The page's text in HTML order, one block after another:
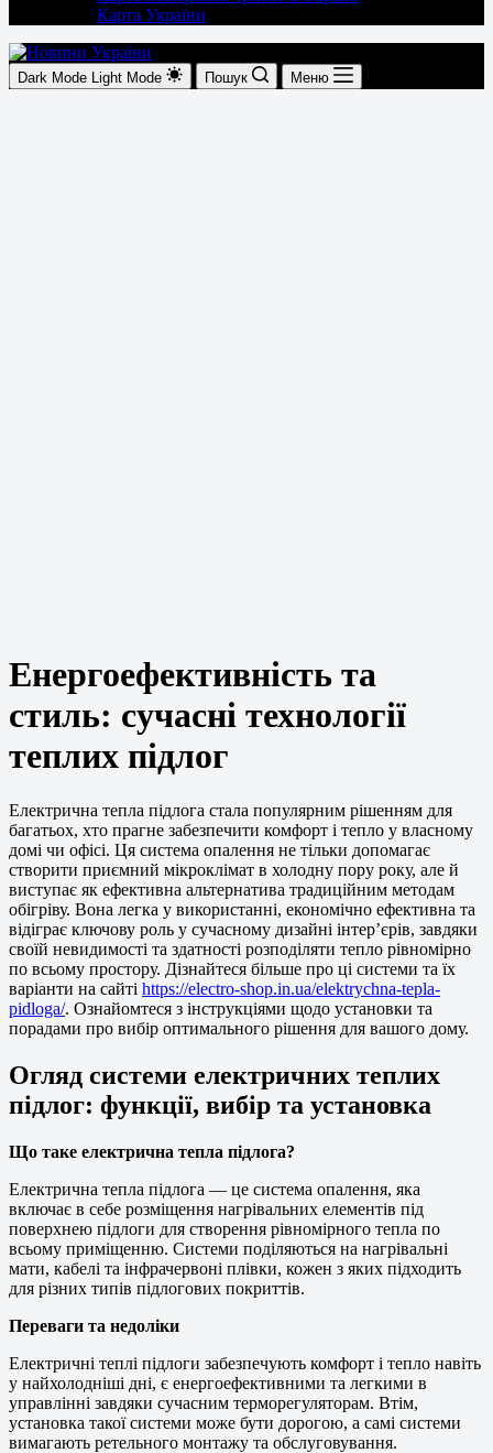
Карта України
Dark Mode Light Mode Пошук Меню
Енергоефективність та
стиль: сучасні технології
теплих підлог
Електрична тепла підлога стала популярним рішенням для
багатьох, хто прагне забезпечити комфорт і тепло у власному
домі чи офісі. Ця система опалення не тільки допомагає
створити приємний мікроклімат в холодну пору року, але й
виступає як ефективна альтернатива традиційним методам
обігріву. Вона легка у використанні, економічно ефективна та
відіграє ключову роль у сучасному дизайні інтер’єрів, завдяки
своїй невидимості та здатності розподіляти тепло рівномірно
по всьому простору. Дізнайтеся більше про ці системи та їх
варіанти на сайті https://electro-shop.in.ua/elektrychna-tepla-
pidloga/. Ознайомтеся з інструкціями щодо установки та
порадами про вибір оптимального рішення для вашого дому.
Огляд системи електричних теплих
підлог: функції, вибір та установка
Що таке електрична тепла підлога?
Електрична тепла підлога — це система опалення, яка
включає в себе розміщення нагрівальних елементів під
поверхнею підлоги для створення рівномірного тепла по
всьому приміщенню. Системи поділяються на нагрівальні
мати, кабелі та інфрачервоні плівки, кожен з яких підходить
для різних типів підлогових покриттів.
Переваги та недоліки
Електричні теплі підлоги забезпечують комфорт і тепло навіть
у найхолодніші дні, є енергоефективними та легкими в
управлінні завдяки сучасним терморегуляторам. Втім,
установка такої системи може бути дорогою, а самі системи
вимагають ретельного монтажу та обслуговування.